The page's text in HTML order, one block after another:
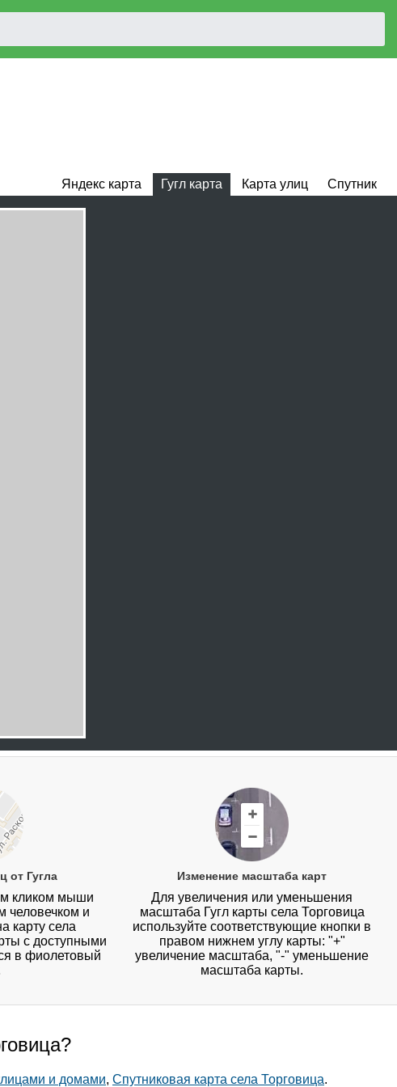
Яндекс карта Гугл карта Карта улиц Спутник
от Гугла
кликом мыши
человечком и
карту села
с доступными
в фиолетовый
Изменение масштаба карт
Для увеличения или уменьшения
масштаба Гугл карты села Торговица
используйте соответствующие кнопки в
правом нижнем углу карты: "+"
увеличение масштаба, "-" уменьшение
масштаба карты.
и домами, Спутниковая карта села Торговица.